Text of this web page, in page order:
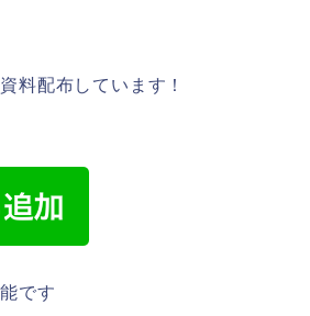
料配布しています！
です